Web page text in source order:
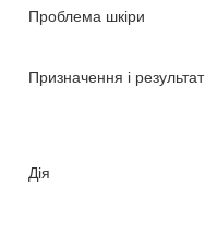
Проблема шкіри
Призначення і результат
Дія